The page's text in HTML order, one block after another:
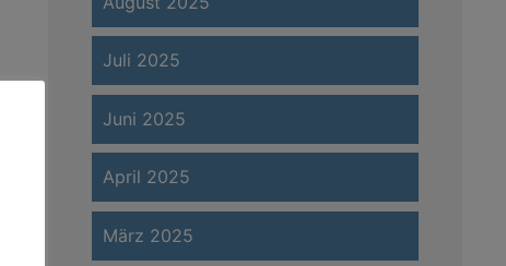
Juli 2025
Juni 2025
April 2025
März 2025